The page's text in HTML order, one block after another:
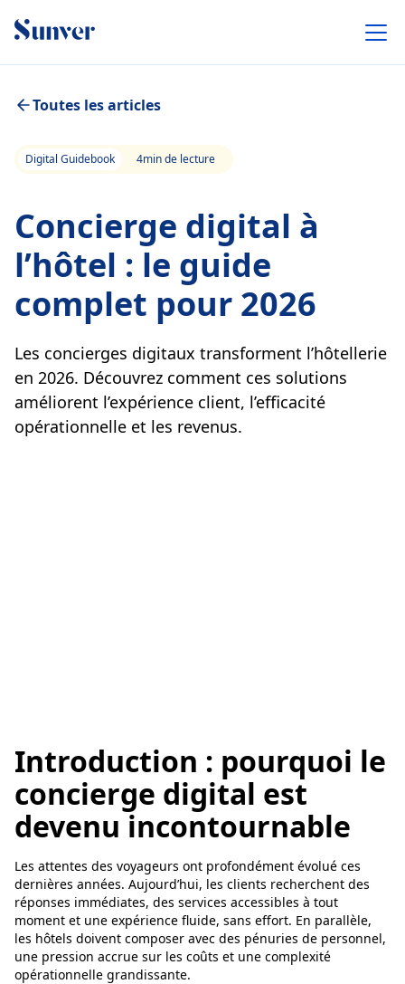
Toutes les articles
Digital Guidebook 4min de lecture
Concierge digital à
l’hôtel : le guide
complet pour 2026
Les concierges digitaux transforment l’hôtellerie
en 2026. Découvrez comment ces solutions
améliorent l’expérience client, l’efficacité
opérationnelle et les revenus.
Introduction : pourquoi le
concierge digital est
devenu incontournable
Les attentes des voyageurs ont profondément évolué ces
dernières années. Aujourd’hui, les clients recherchent des
réponses immédiates, des services accessibles à tout
moment et une expérience fluide, sans effort. En parallèle,
les hôtels doivent composer avec des pénuries de personnel,
une pression accrue sur les coûts et une complexité
opérationnelle grandissante.